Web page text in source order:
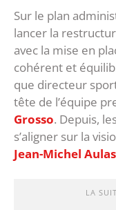
Sur le plan
lancer la
avec la mise en
cohérent et
que directeur
tête de l’équipe
Grosso. Depuis,
s’aligner sur la
Jean-Michel Aulas
LA